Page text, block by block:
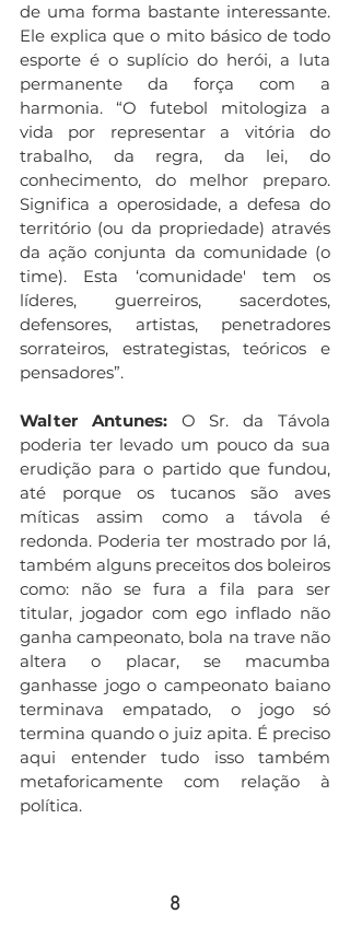
de uma forma bastante interessante.
Ele explica que o mito básico de todo
esporte é o suplício do herói, a luta
permanente da força com a
harmonia. “O futebol mitologiza a
vida por representar a vitória do
trabalho, da regra, da lei, do
conhecimento, do melhor preparo.
Significa a operosidade, a defesa do
território (ou da propriedade) através
da ação conjunta da comunidade (o
time). Esta ‘comunidade' tem os
líderes, guerreiros, sacerdotes,
defensores, artistas, penetradores
sorrateiros, estrategistas, teóricos e
pensadores”.
Walter Antunes: O Sr. da Távola
poderia ter levado um pouco da sua
erudição para o partido que fundou,
até porque os tucanos são aves
míticas assim como a távola é
redonda. Poderia ter mostrado por lá,
também alguns preceitos dos boleiros
como: não se fura a fila para ser
titular, jogador com ego inflado não
ganha campeonato, bola na trave não
altera o placar, se macumba
ganhasse jogo o campeonato baiano
terminava empatado, o jogo só
termina quando o juiz apita. É preciso
aqui entender tudo isso também
metaforicamente com relação à
política.
8